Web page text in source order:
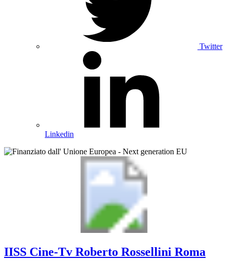
Twitter
Linkedin
IISS Cine-Tv Roberto Rossellini Roma